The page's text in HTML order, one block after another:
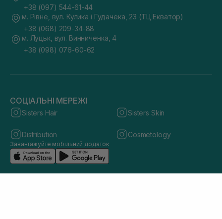
+38 (097) 544-61-44
м. Рівне, вул. Кулика і Гудачека, 23 (ТЦ Екватор)
+38 (068) 209-34-88
м. Луцьк, вул. Винниченка, 4
+38 (098) 076-60-62
СОЦІАЛЬНІ МЕРЕЖІ
Sisters Hair Sisters Skin
Distribution Cosmetology
Завантажуйте мобільний додаток